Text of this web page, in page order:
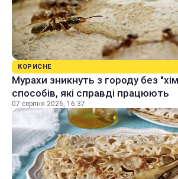
КОРИСНЕ
Мурахи зникнуть з городу без
способів, які справді працюють
07 серпня 2026, 16:37